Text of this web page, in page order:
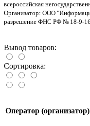
Будущее XXI век
21022 -
Больше
Больше
Во! Нижний
31035 -
41036 -
всероссийская
Организатор: ООО
разрешение ФНС РФ № 18-9-
Вывод товаров:
Сортировка:
Оператор (организатор)